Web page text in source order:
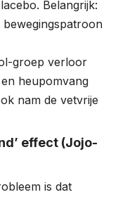
Belangrijk:
groep verloor
heupomvang
nam de vetvrije
effect (Jojo-
is dat